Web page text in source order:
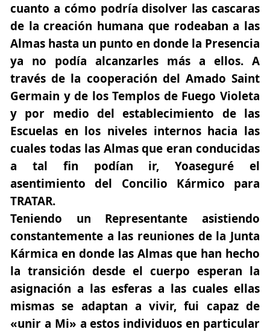
cuanto a cómo podría disolver las cascaras
de la creación humana que rodeaban a las
Almas hasta un punto en donde la Presencia
ya no podía alcanzarles más a ellos. A
través de la cooperación del Amado Saint
Germain y de los Templos de Fuego Violeta
y por medio del establecimiento de las
Escuelas en los niveles internos hacia las
cuales todas las Almas que eran conducidas
a tal fin podían ir, Yoaseguré el
asentimiento del Concilio Kármico para
TRATAR.
Teniendo un Representante asistiendo
constantemente a las reuniones de la Junta
Kármica en donde las Almas que han hecho
la transición desde el cuerpo esperan la
asignación a las esferas a las cuales ellas
mismas se adaptan a vivir, fui capaz de
«unir a Mi» a estos individuos en particular